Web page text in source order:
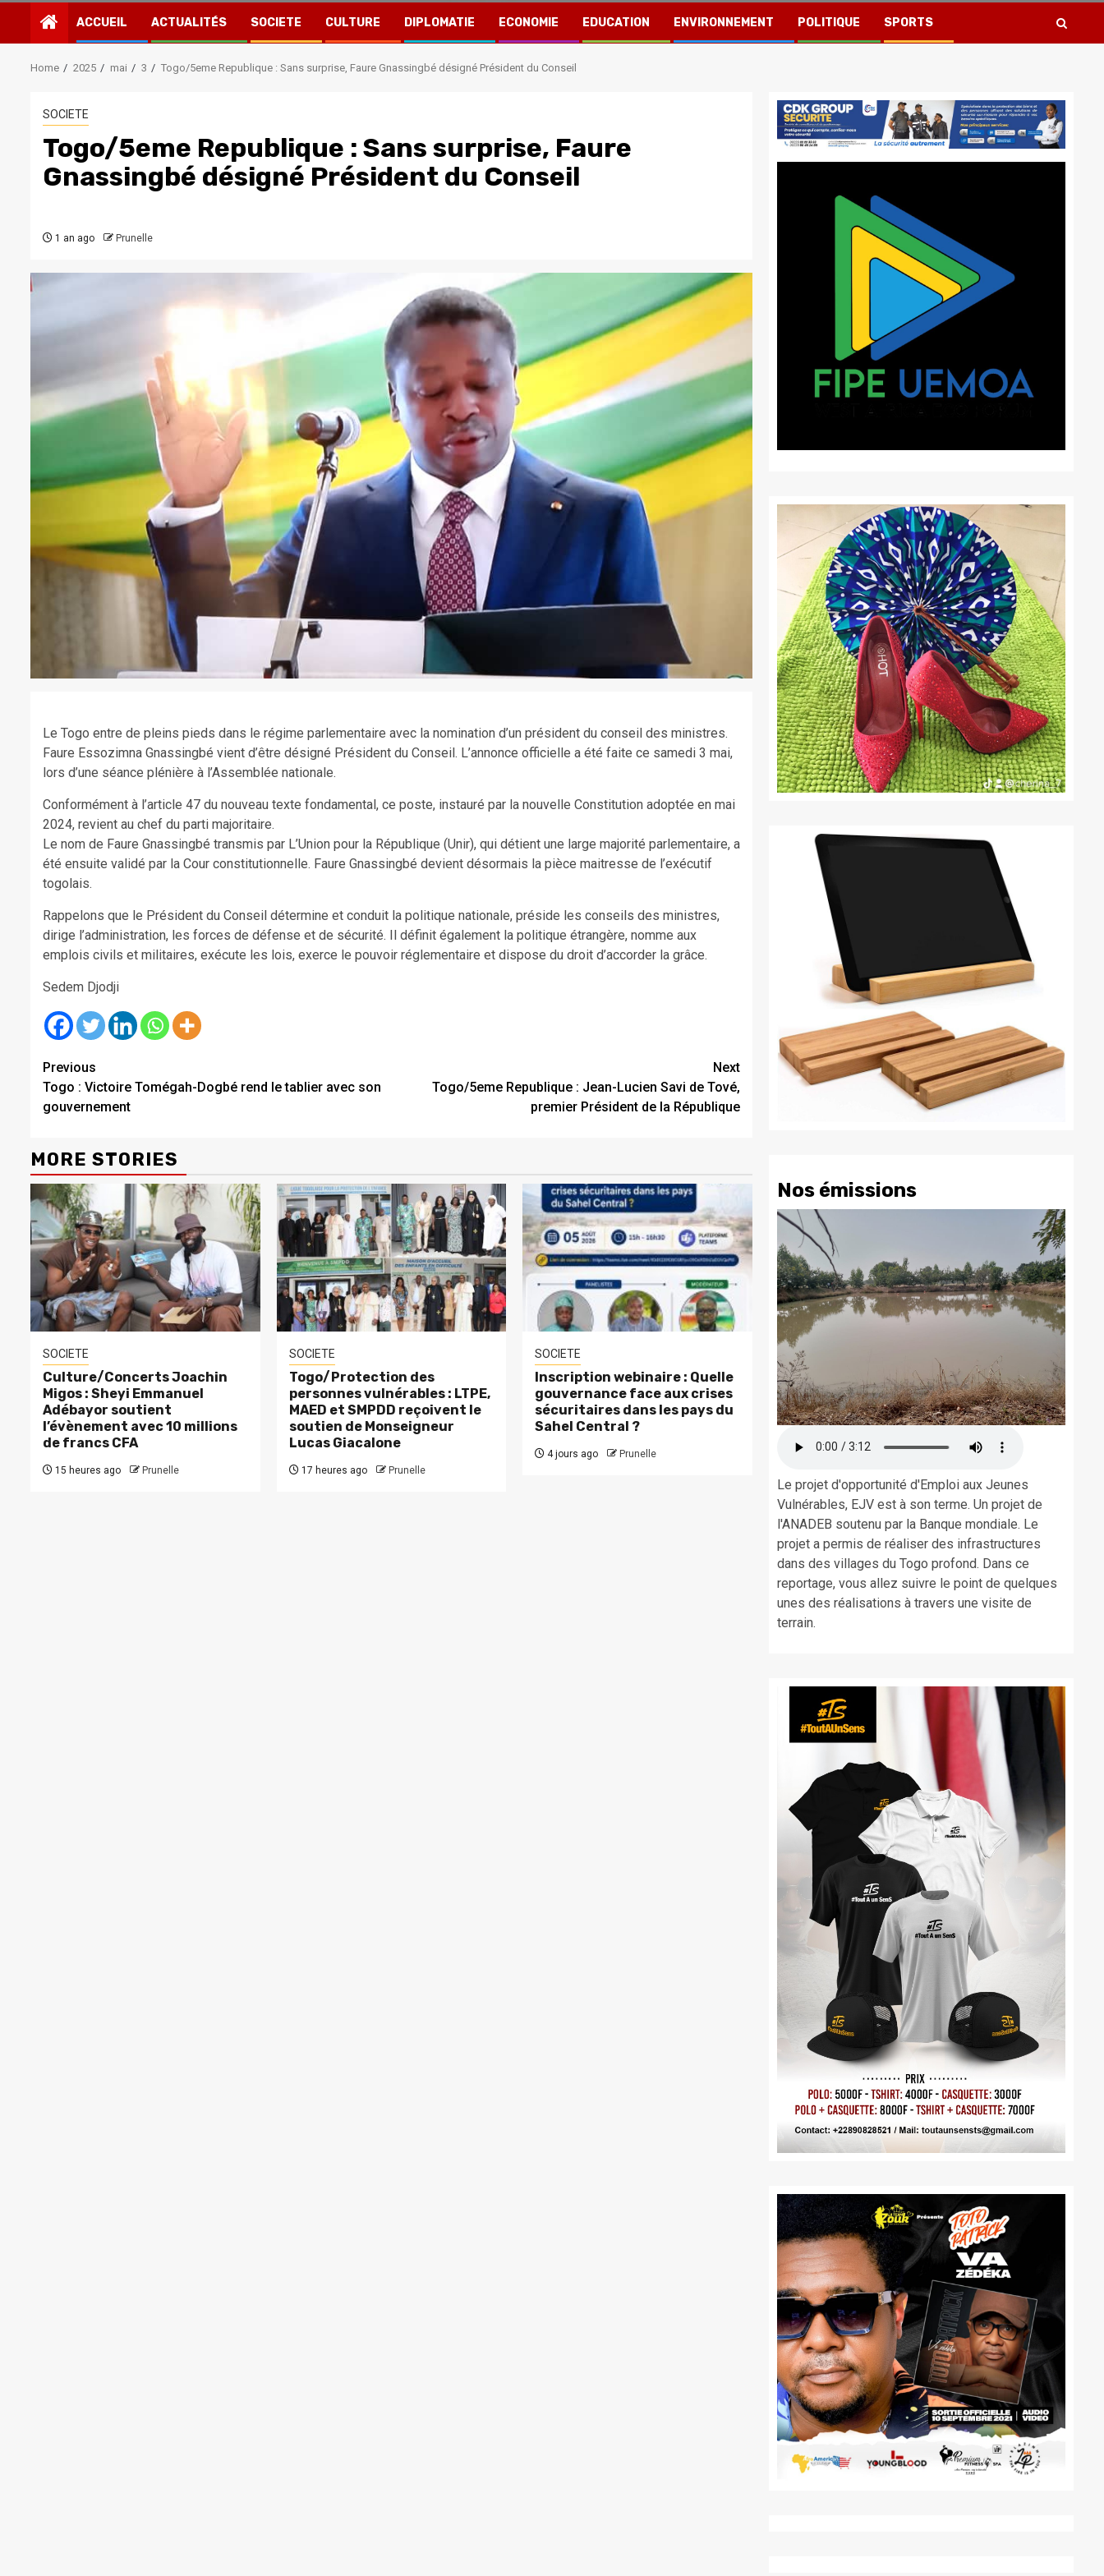
ACCUEIL ACTUALITÉS SOCIETE CULTURE DIPLOMATIE ECONOMIE EDUCATION ENVIRONNEMENT POLITIQUE SPORTS
Home 2025 mai 3 Togo/5eme Republique : Sans surprise, Faure Gnassingbé désigné Président du Conseil
SOCIETE
Togo/5eme Republique : Sans surprise, Faure
Gnassingbé désigné Président du Conseil
1 an ago Prunelle
Le Togo entre de pleins pieds dans le régime parlementaire avec la nomination d’un président du conseil des ministres.
Faure Essozimna Gnassingbé vient d’être désigné Président du Conseil. L’annonce officielle a été faite ce samedi 3 mai,
lors d’une séance plénière à l’Assemblée nationale.
Conformément à l’article 47 du nouveau texte fondamental, ce poste, instauré par la nouvelle Constitution adoptée en mai
2024, revient au chef du parti majoritaire.
Le nom de Faure Gnassingbé transmis par L’Union pour la République (Unir), qui détient une large majorité parlementaire, a
été ensuite validé par la Cour constitutionnelle. Faure Gnassingbé devient désormais la pièce maitresse de l’exécutif
togolais.
Rappelons que le Président du Conseil détermine et conduit la politique nationale, préside les conseils des ministres,
dirige l’administration, les forces de défense et de sécurité. Il définit également la politique étrangère, nomme aux
emplois civils et militaires, exécute les lois, exerce le pouvoir réglementaire et dispose du droit d’accorder la grâce.
Sedem Djodji
Continue
Reading
Previous
Togo : Victoire Tomégah-Dogbé rend le tablier avec son
gouvernement
Next
Togo/5eme Republique : Jean-Lucien Savi de Tové,
premier Président de la République
MORE STORIES
SOCIETE
Culture/Concerts Joachin
Migos : Sheyi Emmanuel
Adébayor soutient
l’évènement avec 10 millions
de francs CFA
15 heures ago Prunelle
SOCIETE
Togo/Protection des
personnes vulnérables : LTPE,
MAED et SMPDD reçoivent le
soutien de Monseigneur
Lucas Giacalone
17 heures ago Prunelle
SOCIETE
Inscription webinaire : Quelle
gouvernance face aux crises
sécuritaires dans les pays du
Sahel Central ?
4 jours ago Prunelle
Nos émissions
Le projet d'opportunité d'Emploi aux Jeunes
Vulnérables, EJV est à son terme. Un projet de
l'ANADEB soutenu par la Banque mondiale. Le
projet a permis de réaliser des infrastructures
dans des villages du Togo profond. Dans ce
reportage, vous allez suivre le point de quelques
unes des réalisations à travers une visite de
terrain.